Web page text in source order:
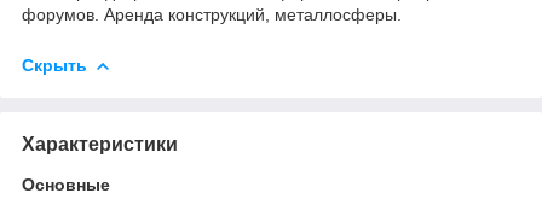
форумов. Аренда конструкций, металлосферы.
Скрыть
Характеристики
Основные